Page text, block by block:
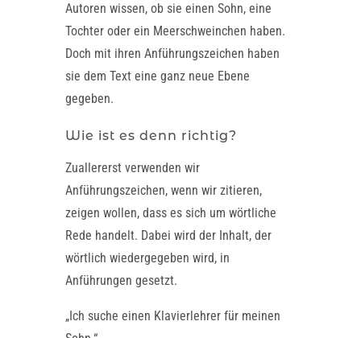
Autoren wissen, ob sie einen Sohn, eine
Tochter oder ein Meerschweinchen haben.
Doch mit ihren Anführungszeichen haben
sie dem Text eine ganz neue Ebene
gegeben.
Wie ist es denn richtig?
Zuallererst verwenden wir
Anführungszeichen, wenn wir zitieren,
zeigen wollen, dass es sich um wörtliche
Rede handelt. Dabei wird der Inhalt, der
wörtlich wiedergegeben wird, in
Anführungen gesetzt.
„Ich suche einen Klavierlehrer für meinen